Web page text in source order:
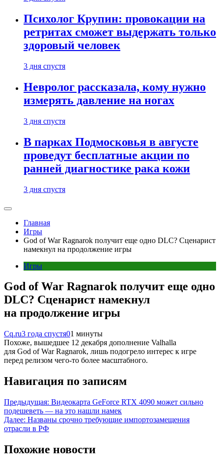
Психолог Крупин: провокации на
ретритах сможет выдержать только
здоровый человек
3 дня спустя
Невролог рассказала, кому нужно
измерять давление на ногах
3 дня спустя
В парках Подмосковья в августе
проведут бесплатные акции по
ранней диагностике рака кожи
3 дня спустя
Главная
Игры
God of War Ragnarok получит еще одно DLC? Сценарист
намекнул на продолжение игры
Игры
God of War Ragnarok получит еще одно
DLC? Сценарист намекнул
на продолжение игры
Cq.ru3 года спустя01 минуты
Похоже, вышедшее 12 декабря дополнение Valhalla
для God of War Ragnarok, лишь подогрело интерес к игре
перед релизом чего-то более масштабного.
Навигация по записям
Предыдущая: Видеокарта GeForce RTX 4090 может сильно
подешеветь — на это нашли намек
Далее: Названы срочно требующие импортозамещения
отрасли в РФ
Похожие новости